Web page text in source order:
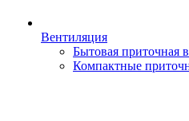
Вентиляция
Бытовая приточная
Компактные